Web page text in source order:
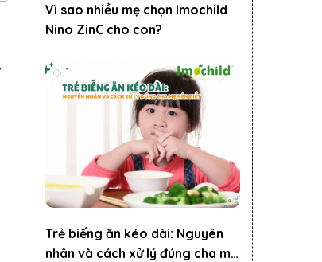
Vì sao nhiều mẹ chọn Imochild
Nino ZinC cho con?
Trẻ biếng ăn kéo dài: Nguyên
nhân và cách xử lý đúng cha mẹ